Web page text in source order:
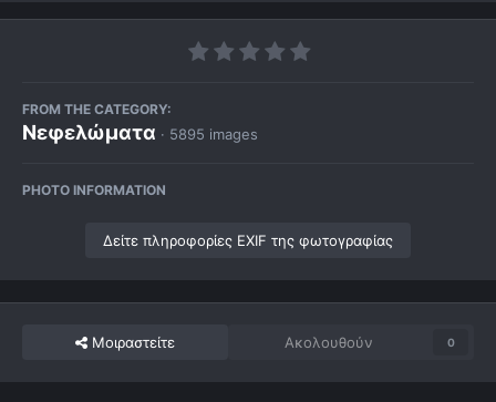
FROM THE CATEGORY:
Νεφελώματα · 5895 images
PHOTO INFORMATION
Δείτε πληροφορίες EXIF της φωτογραφίας
Μοιραστείτε Ακολουθούν 0